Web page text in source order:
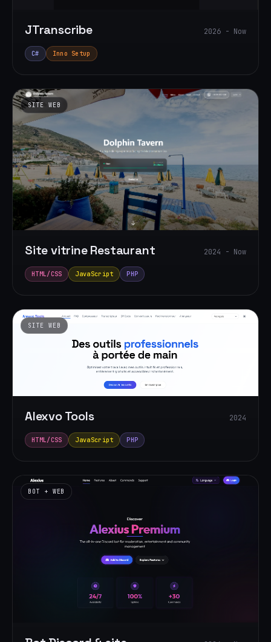
JTranscribe 2026 - Now
C# Inno Setup
SITE WEB
Site vitrine Restaurant 2024 - Now
HTML/CSS JavaScript PHP
SITE WEB
Alexvo Tools 2024
HTML/CSS JavaScript PHP
BOT + WEB